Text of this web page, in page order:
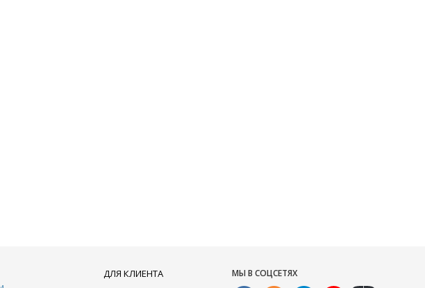
ДЛЯ КЛИЕНТА
МЫ В СОЦСЕТЯХ